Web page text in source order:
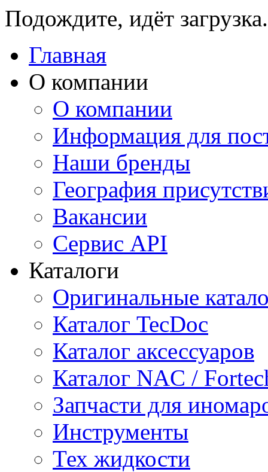
Подождите, идёт
Главная
О компании
О компании
Информация для
Наши бренды
География
Вакансии
Сервис API
Каталоги
Оригинальные
Каталог TecDoc
Каталог аксессуаров
Каталог NAC /
Запчасти для
Инструменты
Тех жидкости